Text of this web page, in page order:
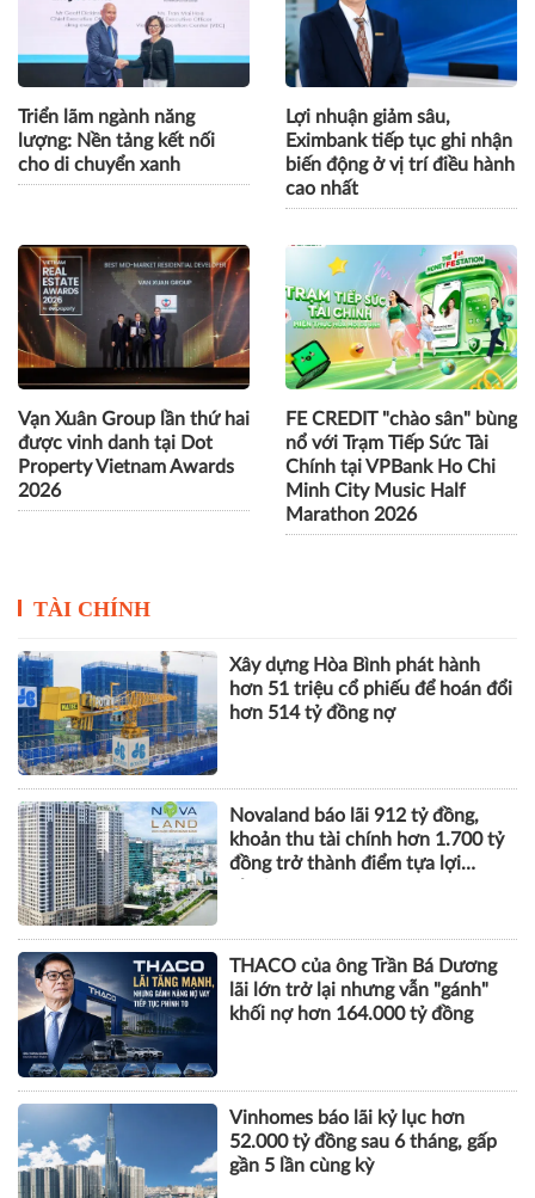
Triển lãm ngành năng
lượng: Nền tảng kết nối
cho di chuyển xanh
Lợi nhuận giảm sâu,
Eximbank tiếp tục ghi nhận
biến động ở vị trí điều hành
cao nhất
Vạn Xuân Group lần thứ hai
được vinh danh tại Dot
Property Vietnam Awards
2026
FE CREDIT "chào sân" bùng
nổ với Trạm Tiếp Sức Tài
Chính tại VPBank Ho Chi
Minh City Music Half
Marathon 2026
TÀI CHÍNH
Xây dựng Hòa Bình phát hành
hơn 51 triệu cổ phiếu để hoán đổi
hơn 514 tỷ đồng nợ
Novaland báo lãi 912 tỷ đồng,
khoản thu tài chính hơn 1.700 tỷ
đồng trở thành điểm tựa lợi
THACO của ông Trần Bá Dương
lãi lớn trở lại nhưng vẫn "gánh"
khối nợ hơn 164.000 tỷ đồng
Vinhomes báo lãi kỷ lục hơn
52.000 tỷ đồng sau 6 tháng, gấp
gần 5 lần cùng kỳ